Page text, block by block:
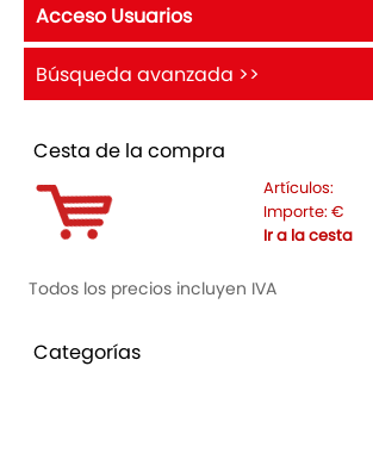
Acceso Usuarios
Búsqueda avanzada >>
Cesta de la compra
Artículos:
Importe: €
Ir a la cesta
Todos los precios incluyen IVA
Categorías